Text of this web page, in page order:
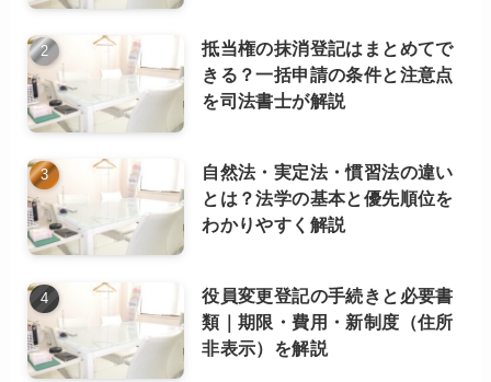
ー
別）
抵当権の抹消登記はまとめてで
きる？一括申請の条件と注意点
を司法書士が解説
自然法・実定法・慣習法の違い
とは？法学の基本と優先順位を
わかりやすく解説
役員変更登記の手続きと必要書
類｜期限・費用・新制度（住所
非表示）を解説